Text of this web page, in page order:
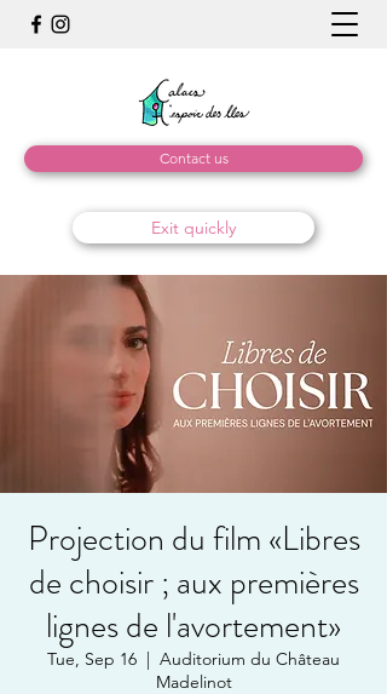
Contact us
Exit quickly
Projection du film «Libres
de choisir ; aux premières
lignes de l'avortement»
Tue, Sep 16
  |
Auditorium du Château
Madelinot